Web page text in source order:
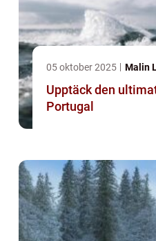
05 oktober 2025 Malin
Upptäck den
Portugal